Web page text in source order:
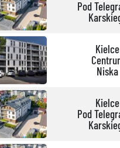
Pod
Kielce
Niska
Kielce
Pod